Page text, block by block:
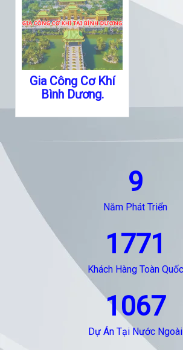
Gia Công Cơ Khí
Bình Dương.
9
Năm Phát Triển
1771
Khách Hàng Toàn Quốc
1067
Dự Án Tại Nước Ngoài